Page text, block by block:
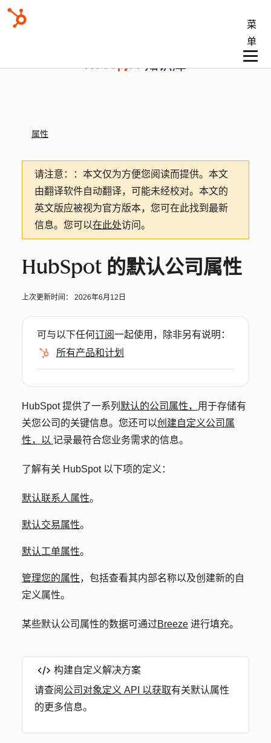
菜
单
知识库
属性
请注意： ：本文仅为方便您阅读而提供。 本文
由翻译软件自动翻译，可能未经校对。本文的
英文版应被视为官方版本，您可在此找到最新
信息。您可以在此处访问。
HubSpot 的默认公司属性
上次更新时间： 2026年6月12日
可与以下任何订阅一起使用，除非另有说明：
所有产品和计划
HubSpot 提供了一系列 默认的公司属性， 用于存储有
关您公司的关键信息。您还可以创建自定义公司属
性，以 记录最符合您业务需求的信息。
了解有关 HubSpot 以下项的定义：
默认联系人属性。
默认交易属性。
默认工单属性。
管理您的属性，包括查看其内部名称以及创建新的自
定义属性。
某些默认公司属性的数据可通过Breeze 进行填充。
构建自定义解决方案
请查阅 公司对象定义 API 以获取有关默认属性
的更多信息。